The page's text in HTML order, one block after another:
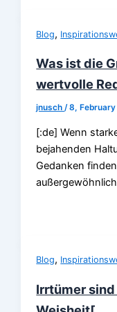
Blog,
Was ist die
wertvolle
jnusch/8, February
[:de] Wenn
bejahenden
Gedanken
Blog,
Irrtümer